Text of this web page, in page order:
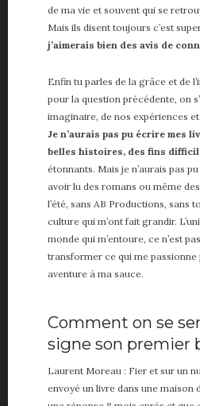
de ma vie et souvent qui se
Mais ils disent toujours c’est
j’aimerais bien des avis de
Enfin tu parles de la grâce et de
pour la question précédente, on
imaginaire, de nos expériences
Je n’aurais pas pu écrire mes
belles histoires, des fins
étonnants. Mais je n’aurais pas
avoir lu des romans ou même
l’été, sans AB Productions, sans
culture qui m’ont fait grandir.
monde qui m’entoure, ce n’est
transformer ce qui me passionne
aventure à ma sauce.
Comment on se
signe son premier
Laurent Moreau : Fier et sur un
envoyé un livre dans une maison